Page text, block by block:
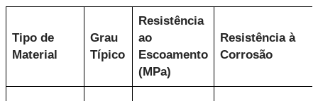
Tipo de
Material
Grau
Típico
Resistência
ao
Escoamento
(MPa)
Resistência à
Corrosão